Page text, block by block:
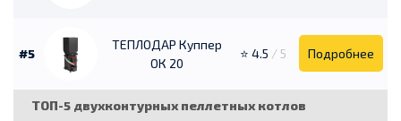
#5
ТЕПЛОДАР Куппер
ОК 20
⭐ 4.5 / 5 Подробнее
ТОП-5 двухконтурных пеллетных котлов